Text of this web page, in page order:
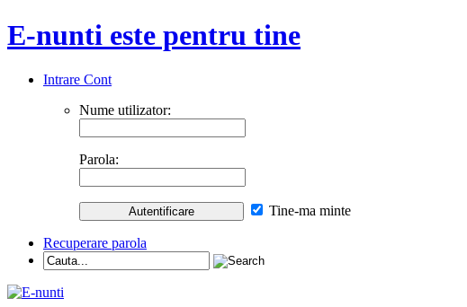
E-nunti este pentru tine
Intrare Cont
Nume utilizator:
Parola:
Tine-ma minte
Recuperare parola